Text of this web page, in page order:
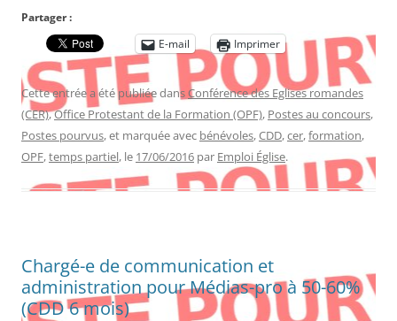
Partager :
E-mail
Imprimer
Cette entrée a été publiée dansConférence des Eglises romandes
(CER),Office Protestant de la Formation (OPF), Postes au concours,
Postes pourvus, et marquée avec bénévoles,CDD,cer,formation,
OPF,temps partiel, le 17/06/2016 par Emploi Église.
Chargé-e de communication et
administration pour Médias-pro à 50-60%
(CDD 6 mois)